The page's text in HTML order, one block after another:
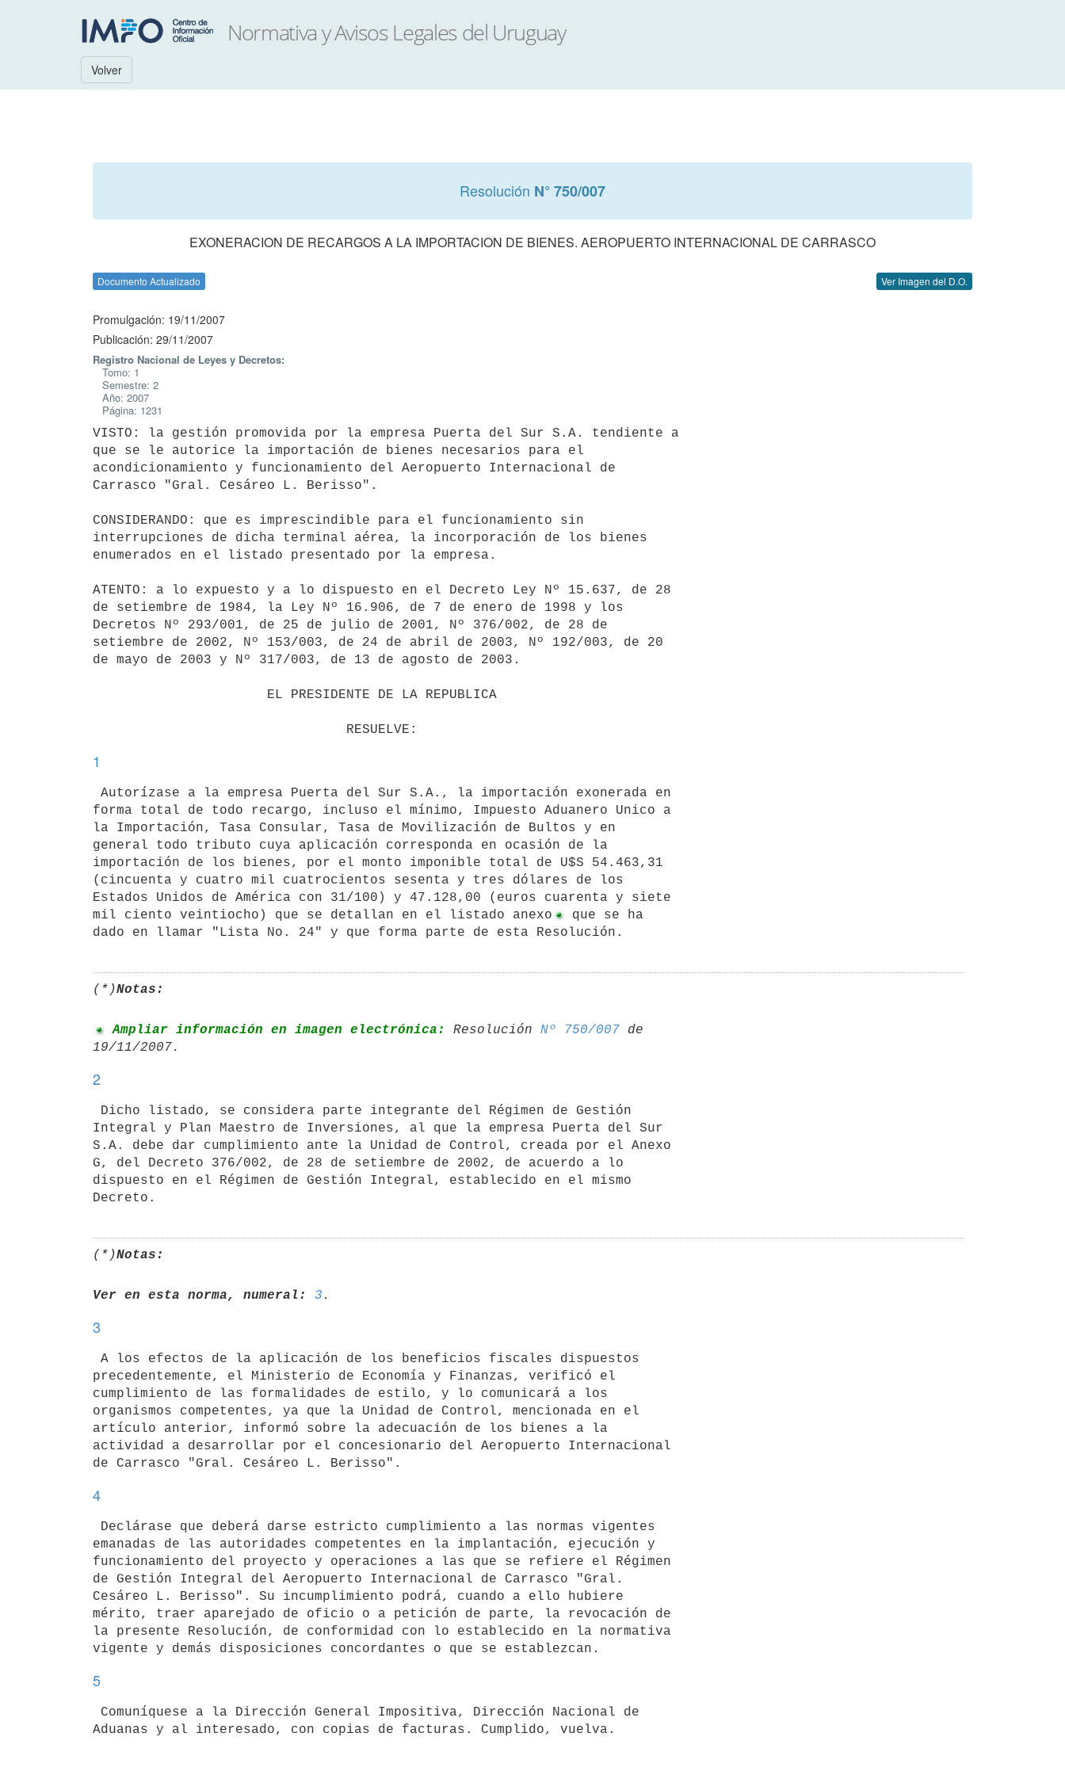
Volver
Resolución N° 750/007
EXONERACION DE RECARGOS A LA IMPORTACION DE BIENES. AEROPUERTO INTERNACIONAL DE CARRASCO
Documento Actualizado Ver Imagen del D.O.
Promulgación: 19/11/2007
Publicación: 29/11/2007
Registro Nacional de Leyes y Decretos:
Tomo: 1
Semestre: 2
Año: 2007
Página: 1231
VISTO: la gestión promovida por la empresa Puerta del Sur S.A. tendiente a
que se le autorice la importación de bienes necesarios para el
acondicionamiento y funcionamiento del Aeropuerto Internacional de
Carrasco "Gral. Cesáreo L. Berisso".
CONSIDERANDO: que es imprescindible para el funcionamiento sin
interrupciones de dicha terminal aérea, la incorporación de los bienes
enumerados en el listado presentado por la empresa.
ATENTO: a lo expuesto y a lo dispuesto en el Decreto Ley Nº 15.637, de 28
de setiembre de 1984, la Ley Nº 16.906, de 7 de enero de 1998 y los
Decretos Nº 293/001, de 25 de julio de 2001, Nº 376/002, de 28 de
setiembre de 2002, Nº 153/003, de 24 de abril de 2003, Nº 192/003, de 20
de mayo de 2003 y Nº 317/003, de 13 de agosto de 2003.
1
forma total de todo recargo, incluso el mínimo, Impuesto Aduanero Unico a
la Importación, Tasa Consular, Tasa de Movilización de Bultos y en
general todo tributo cuya aplicación corresponda en ocasión de la
importación de los bienes, por el monto imponible total de U$S 54.463,31
(cincuenta y cuatro mil cuatrocientos sesenta y tres dólares de los
Estados Unidos de América con 31/100) y 47.128,00 (euros cuarenta y siete
mil ciento veintiocho) que se detallan en el listado anexo
que se ha
dado en llamar "Lista No. 24" y que forma parte de esta Resolución.
(*)Notas:
Ampliar información en imagen electrónica: Resolución Nº 750/007 de
2
Integral y Plan Maestro de Inversiones, al que la empresa Puerta del Sur
S.A. debe dar cumplimiento ante la Unidad de Control, creada por el Anexo
G, del Decreto 376/002, de 28 de setiembre de 2002, de acuerdo a lo
dispuesto en el Régimen de Gestión Integral, establecido en el mismo
(*)Notas:
Ver en esta norma, numeral: 3
3
precedentemente, el Ministerio de Economía y Finanzas, verificó el
cumplimiento de las formalidades de estilo, y lo comunicará a los
organismos competentes, ya que la Unidad de Control, mencionada en el
artículo anterior, informó sobre la adecuación de los bienes a la
actividad a desarrollar por el concesionario del Aeropuerto Internacional
4
emanadas de las autoridades competentes en la implantación, ejecución y
funcionamiento del proyecto y operaciones a las que se refiere el Régimen
de Gestión Integral del Aeropuerto Internacional de Carrasco "Gral.
Cesáreo L. Berisso". Su incumplimiento podrá, cuando a ello hubiere
mérito, traer aparejado de oficio o a petición de parte, la revocación de
la presente Resolución, de conformidad con lo establecido en la normativa
5
Aduanas y al interesado, con copias de facturas. Cumplido, vuelva.